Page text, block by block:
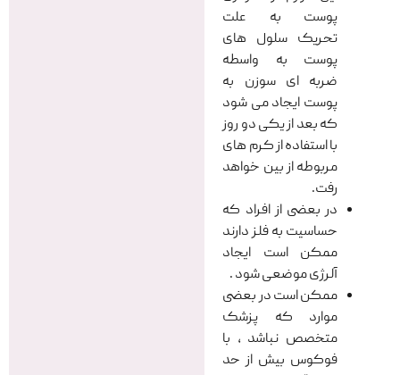
پوست به علت
تحریک سلول های
پوست به واسطه
ضربه ای سوزن به
پوست ایجاد می شود
که بعد از یکی دو روز
با استفاده از کرم های
مربوطه از بین خواهد
رفت.
در بعضی از افراد که
حساسیت به فلز دارند
ممکن است ایجاد
آلرژی موضعی شود .
ممکن است در بعضی
موارد که پزشک
متخصص نباشد ، با
فوکوس بیش از حد